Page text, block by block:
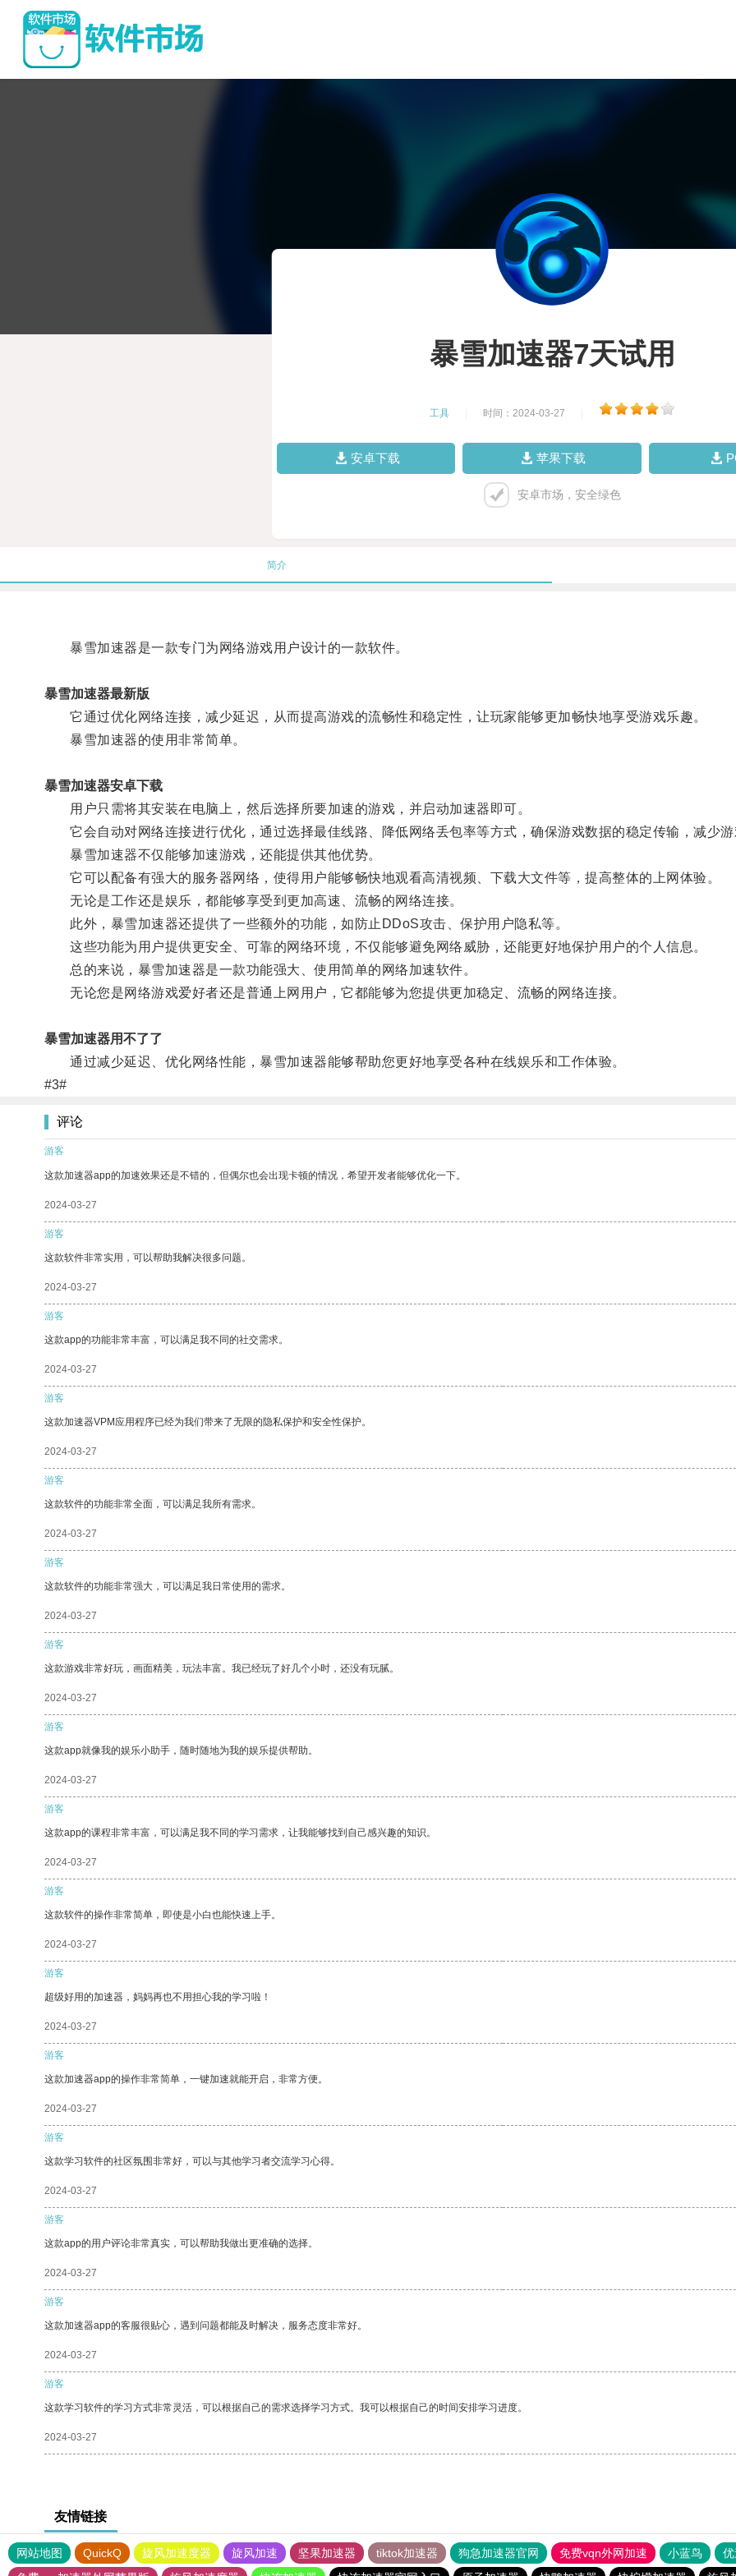
暴雪加速器7天试用
工具 时间：2024-03-27
安卓下载 苹果下载
安卓市场，安全绿色
简介
暴雪加速器是一款专门为网络游戏用户设计的一款软件。
暴雪加速器最新版
它通过优化网络连接，减少延迟，从而提高游戏的流畅性和稳定性，让玩家能够更加畅快地享受游戏乐趣。
暴雪加速器的使用非常简单。
暴雪加速器安卓下载
用户只需将其安装在电脑上，然后选择所要加速的游戏，并启动加速器即可。
它会自动对网络连接进行优化，通过选择最佳线路、降低网络丢包率等方式，确保游戏数据的稳定传输，减少
暴雪加速器不仅能够加速游戏，还能提供其他优势。
它可以配备有强大的服务器网络，使得用户能够畅快地观看高清视频、下载大文件等，提高整体的上网体验。
无论是工作还是娱乐，都能够享受到更加高速、流畅的网络连接。
此外，暴雪加速器还提供了一些额外的功能，如防止DDoS攻击、保护用户隐私等。
这些功能为用户提供更安全、可靠的网络环境，不仅能够避免网络威胁，还能更好地保护用户的个人信息。
总的来说，暴雪加速器是一款功能强大、使用简单的网络加速软件。
无论您是网络游戏爱好者还是普通上网用户，它都能够为您提供更加稳定、流畅的网络连接。
暴雪加速器用不了了
通过减少延迟、优化网络性能，暴雪加速器能够帮助您更好地享受各种在线娱乐和工作体验。
#3#
评论
游客
这款加速器app的加速效果还是不错的，但偶尔也会出现卡顿的情况，希望开发者能够优化一下。
2024-03-27
游客
这款软件非常实用，可以帮助我解决很多问题。
2024-03-27
游客
这款app的功能非常丰富，可以满足我不同的社交需求。
2024-03-27
游客
这款加速器VPM应用程序已经为我们带来了无限的隐私保护和安全性保护。
2024-03-27
游客
这款软件的功能非常全面，可以满足我所有需求。
2024-03-27
游客
这款软件的功能非常强大，可以满足我日常使用的需求。
2024-03-27
游客
这款游戏非常好玩，画面精美，玩法丰富。我已经玩了好几个小时，还没有玩腻。
2024-03-27
游客
这款app就像我的娱乐小助手，随时随地为我的娱乐提供帮助。
2024-03-27
游客
这款app的课程非常丰富，可以满足我不同的学习需求，让我能够找到自己感兴趣的知识。
2024-03-27
游客
这款软件的操作非常简单，即使是小白也能快速上手。
2024-03-27
游客
超级好用的加速器，妈妈再也不用担心我的学习啦！
2024-03-27
游客
这款加速器app的操作非常简单，一键加速就能开启，非常方便。
2024-03-27
游客
这款学习软件的社区氛围非常好，可以与其他学习者交流学习心得。
2024-03-27
游客
这款app的用户评论非常真实，可以帮助我做出更准确的选择。
2024-03-27
游客
这款加速器app的客服很贴心，遇到问题都能及时解决，服务态度非常好。
2024-03-27
游客
这款学习软件的学习方式非常灵活，可以根据自己的需求选择学习方式。我可以根据自己的时间安排学习进度。
2024-03-27
友情链接
网站地图 QuickQ 旋风加速度器 旋风加速 坚果加速器 tiktok加速器 狗急加速器官网 免费vqn外网加速 小蓝鸟